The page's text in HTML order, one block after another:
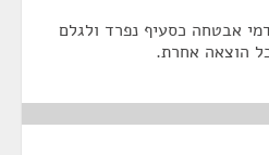
אבטחה כסעיף נפרד ולגלם
הוצאה אחרת.